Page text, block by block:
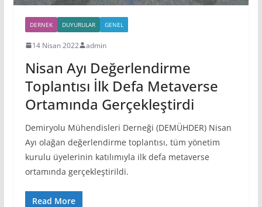
DERNEK DUYURULAR GENEL
14 Nisan 2022 admin
Nisan Ayı Değerlendirme
Toplantısı İlk Defa Metaverse
Ortamında Gerçekleştirdi
Demiryolu Mühendisleri Derneği (DEMÜHDER) Nisan
Ayı olağan değerlendirme toplantısı, tüm yönetim
kurulu üyelerinin katılımıyla ilk defa metaverse
ortamında gerçekleştirildi.
Read More